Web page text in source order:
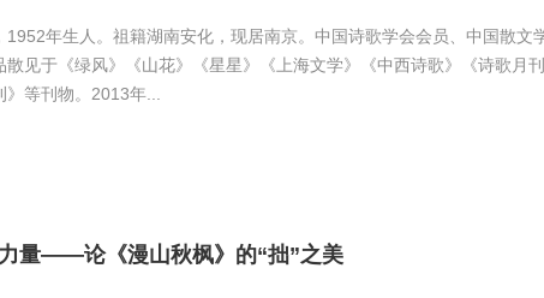
年生人。祖籍湖南安化，现居南京。中国诗歌学会会员、中国散文
散见于《绿风》《山花》《星星》《上海文学》《中西诗歌》《诗歌月
》等刊物。2013年...
量——论《漫山秋枫》的“拙”之美